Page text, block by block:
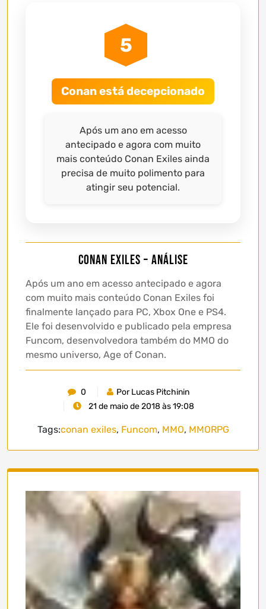
5
Conan está decepcionado
Após um ano em acesso
antecipado e agora com muito
mais conteúdo Conan Exiles ainda
precisa de muito polimento para
atingir seu potencial.
Conan Exiles – Análise
Após um ano em acesso antecipado e agora
com muito mais conteúdo Conan Exiles foi
finalmente lançado para PC, Xbox One e PS4.
Ele foi desenvolvido e publicado pela empresa
Funcom, desenvolvedora também do MMO do
mesmo universo, Age of Conan.
0
Por Lucas Pitchinin
21 de maio de 2018 às 19:08
Tags:conan exiles, Funcom, MMO, MMORPG